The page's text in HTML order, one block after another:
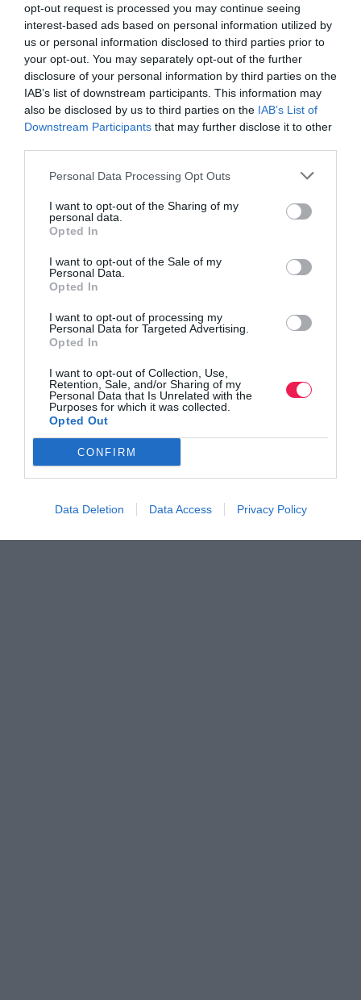
opt-out request is processed you may continue seeing
interest-based ads based on personal information utilized by
us or personal information disclosed to third parties prior to
your opt-out. You may separately opt-out of the further
disclosure of your personal information by third parties on the
IAB’s list of downstream participants. This information may
also be disclosed by us to third parties on the IAB’s List of
Downstream Participants that may further disclose it to other
Personal Data Processing Opt Outs
I want to opt-out of the Sharing of my
personal data.
Opted In
I want to opt-out of the Sale of my
Personal Data.
Opted In
I want to opt-out of processing my
Personal Data for Targeted Advertising.
Opted In
I want to opt-out of Collection, Use,
Retention, Sale, and/or Sharing of my
Personal Data that Is Unrelated with the
Purposes for which it was collected.
Opted Out
CONFIRM
Data Deletion Data Access Privacy Policy
Γίνε Συνδρομητής
Βρες το RUNNER!
Όλα τα Τεύχη